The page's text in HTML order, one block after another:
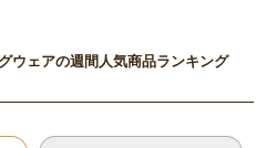
ウェアの週間人気商品ランキング